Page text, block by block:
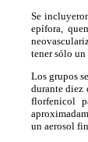
Se
epífora,
tener sólo
Los grupos
durante diez
florfenicol
un aerosol